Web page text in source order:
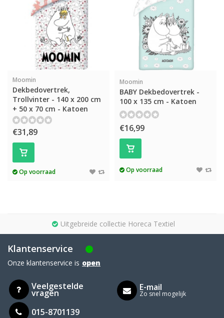
Moomin
Dekbedovertrek,
Trollvinter - 140 x 200 cm
+ 50 x 70 cm - Katoen
€31,89
Op voorraad
Moomin
BABY Dekbedovertrek -
100 x 135 cm - Katoen
€16,99
Op voorraad
Uitgebreide collectie Horeca Textiel
Klantenservice
Onze klantenservice is open
Veelgestelde
vragen
015-8701139
E-mail
Zo snel mogelijk